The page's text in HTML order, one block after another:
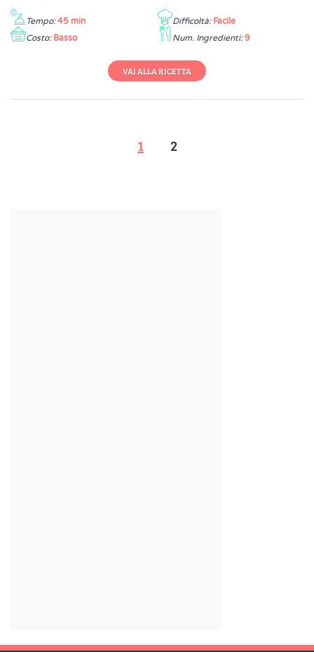
Tempo: 45 min Difficoltà: Facile
Costo: Basso Num. Ingredienti: 9
VAI ALLA RICETTA
1 2